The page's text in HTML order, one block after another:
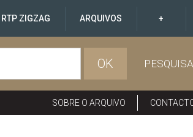
RTP ZIGZAG ARQUIVOS +
OK
SOBRE O ARQUIVO